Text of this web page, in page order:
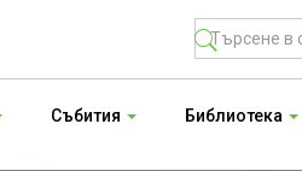
Събития Библиотека